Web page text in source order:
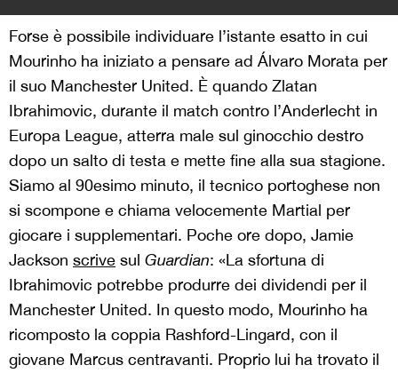
Forse è possibile individuare l’istante esatto in cui
Mourinho ha iniziato a pensare ad Álvaro Morata per
il suo Manchester United. È quando Zlatan
Ibrahimovic, durante il match contro l’Anderlecht in
Europa League, atterra male sul ginocchio destro
dopo un salto di testa e mette fine alla sua stagione.
Siamo al 90esimo minuto, il tecnico portoghese non
si scompone e chiama velocemente Martial per
giocare i supplementari. Poche ore dopo, Jamie
Jackson scrive sul Guardian: «La sfortuna di
Ibrahimovic potrebbe produrre dei dividendi per il
Manchester United. In questo modo, Mourinho ha
ricomposto la coppia Rashford-Lingard, con il
giovane Marcus centravanti. Proprio lui ha trovato il